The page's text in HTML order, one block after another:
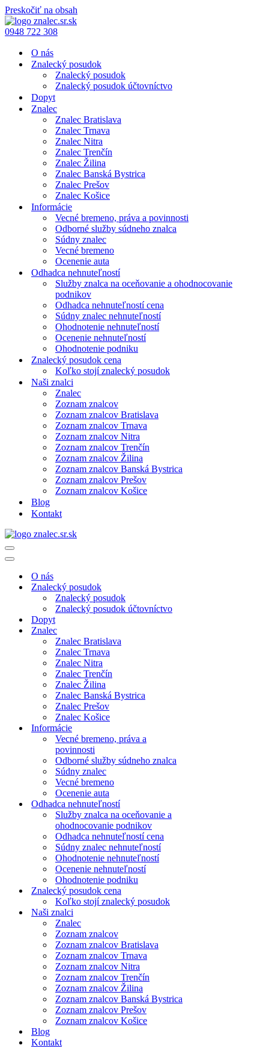
Preskočiť na obsah
0948 722 308
O nás
Znalecký posudok
Znalecký posudok
Znalecký posudok účtovníctvo
Dopyt
Znalec
Znalec Bratislava
Znalec Trnava
Znalec Nitra
Znalec Trenčín
Znalec Žilina
Znalec Banská Bystrica
Znalec Prešov
Znalec Košice
Informácie
Vecné bremeno, práva a povinnosti
Odborné služby súdneho znalca
Súdny znalec
Vecné bremeno
Ocenenie auta
Odhadca nehnuteľností
Služby znalca na oceňovanie a ohodnocovanie
podnikov
Odhadca nehnuteľností cena
Súdny znalec nehnuteľností
Ohodnotenie nehnuteľností
Ocenenie nehnuteľností
Ohodnotenie podniku
Znalecký posudok cena
Koľko stojí znalecký posudok
Naši znalci
Znalec
Zoznam znalcov
Zoznam znalcov Bratislava
Zoznam znalcov Trnava
Zoznam znalcov Nitra
Zoznam znalcov Trenčín
Zoznam znalcov Žilina
Zoznam znalcov Banská Bystrica
Zoznam znalcov Prešov
Zoznam znalcov Košice
Blog
Kontakt
Menu
navigácie
Menu
navigácieO nás
Znalecký posudok
Znalecký posudok
Znalecký posudok účtovníctvo
Dopyt
Znalec
Znalec Bratislava
Znalec Trnava
Znalec Nitra
Znalec Trenčín
Znalec Žilina
Znalec Banská Bystrica
Znalec Prešov
Znalec Košice
Informácie
Vecné bremeno, práva a
povinnosti
Odborné služby súdneho znalca
Súdny znalec
Vecné bremeno
Ocenenie auta
Odhadca nehnuteľností
Služby znalca na oceňovanie a
ohodnocovanie podnikov
Odhadca nehnuteľností cena
Súdny znalec nehnuteľností
Ohodnotenie nehnuteľností
Ocenenie nehnuteľností
Ohodnotenie podniku
Znalecký posudok cena
Koľko stojí znalecký posudok
Naši znalci
Znalec
Zoznam znalcov
Zoznam znalcov Bratislava
Zoznam znalcov Trnava
Zoznam znalcov Nitra
Zoznam znalcov Trenčín
Zoznam znalcov Žilina
Zoznam znalcov Banská Bystrica
Zoznam znalcov Prešov
Zoznam znalcov Košice
Blog
Kontakt